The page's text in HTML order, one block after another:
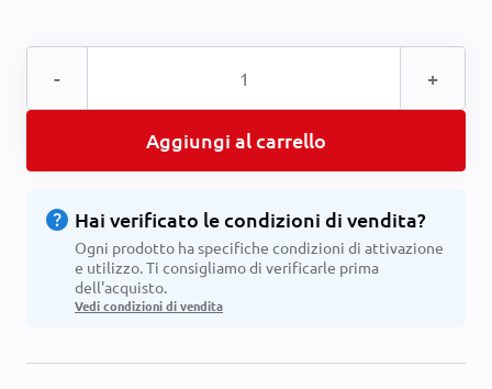
- +
Aggiungi al carrello
help Hai verificato le condizioni di vendita?
Ogni prodotto ha specifiche condizioni di attivazione
e utilizzo. Ti consigliamo di verificarle prima
dell'acquisto.
Vedi condizioni di vendita